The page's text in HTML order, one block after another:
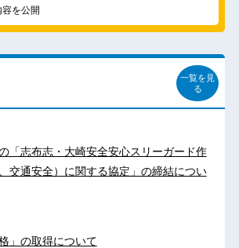
を公開
一覧を見
る
「志布志・大崎安全安心スリーガード作
交通安全）に関する協定」の締結につい
」の取得について